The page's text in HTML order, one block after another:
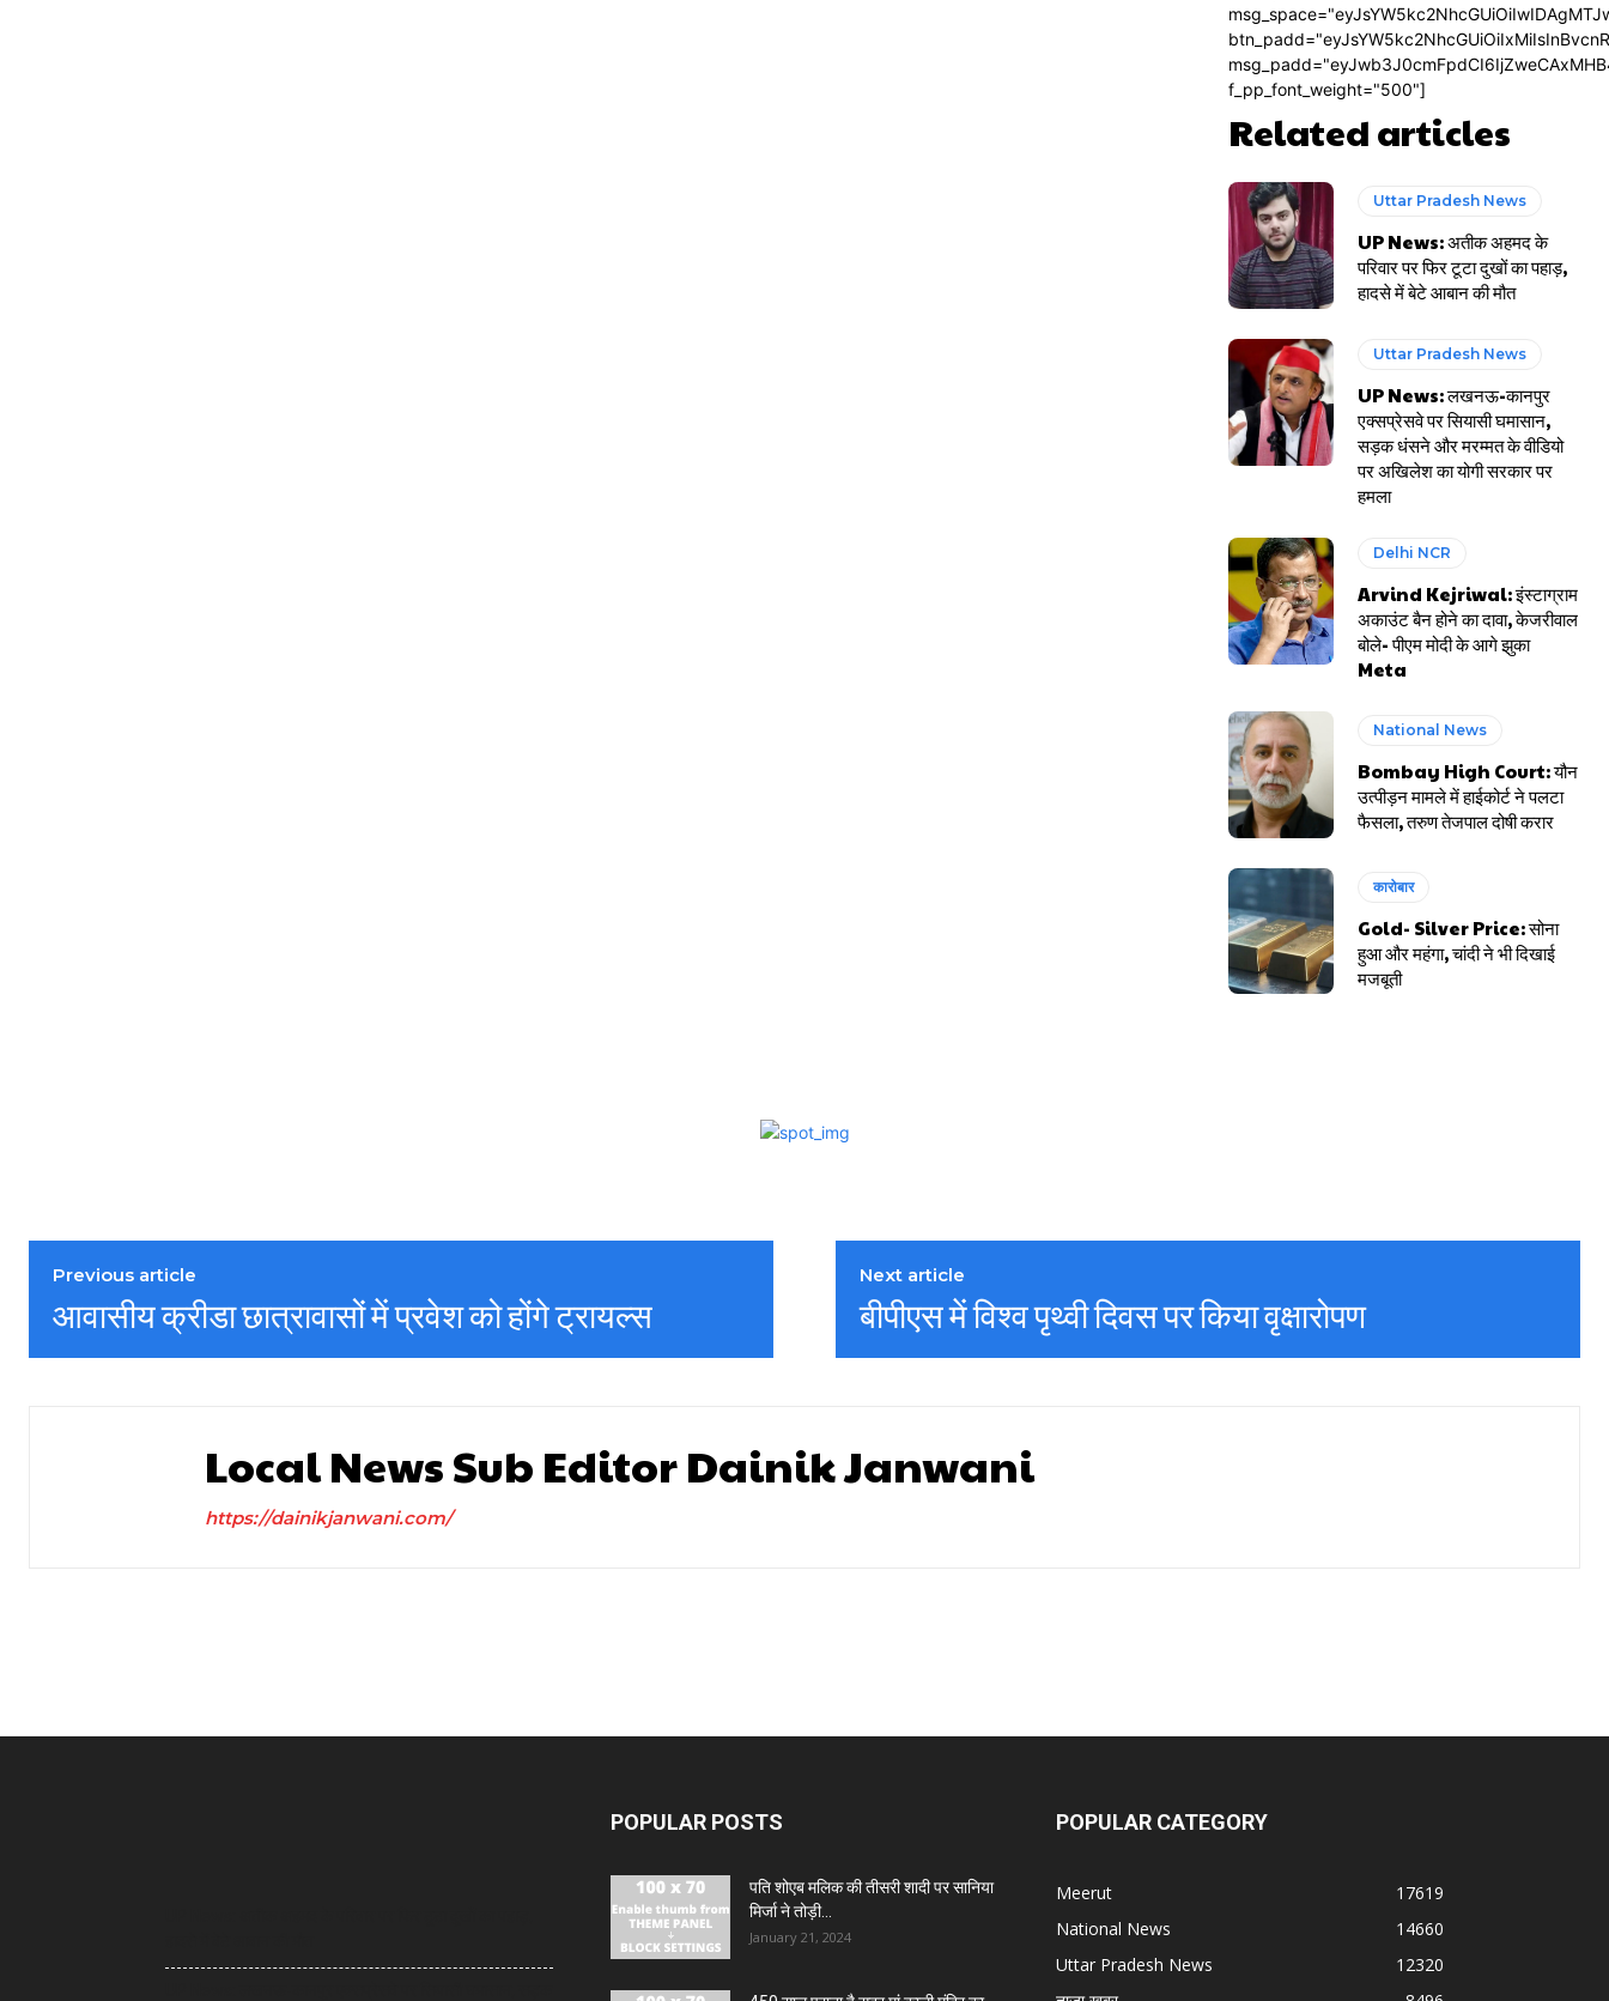
f_pp_font_weight="500"]
Related articles
Uttar Pradesh News
UP News: अतीक अहमद के
परिवार पर फिर टूटा दुखों का पहाड़,
हादसे में बेटे आबान की मौत
Uttar Pradesh News
UP News: लखनऊ-कानपुर
एक्सप्रेसवे पर सियासी घमासान,
सड़क धंसने और मरम्मत के वीडियो
पर अखिलेश का योगी सरकार पर
हमला
Delhi NCR
Arvind Kejriwal: इंस्टाग्राम
अकाउंट बैन होने का दावा, केजरीवाल
बोले- पीएम मोदी के आगे झुका
Meta
National News
Bombay High Court: यौन
उत्पीड़न मामले में हाईकोर्ट ने पलटा
फैसला, तरुण तेजपाल दोषी करार
कारोबार
Gold- Silver Price: सोना
हुआ और महंगा, चांदी ने भी दिखाई
मजबूती
Previous article
आवासीय क्रीडा छात्रावासों में प्रवेश को होंगे ट्रायल्स
Next article
बीपीएस में विश्व पृथ्वी दिवस पर किया वृक्षारोपण
Local News Sub Editor Dainik Janwani
https://dainikjanwani.com/
POPULAR POSTS
पति शोएब मलिक की तीसरी शादी पर सानिया
मिर्जा ने तोड़ी...
January 21, 2024
POPULAR CATEGORY
Meerut
17619
National News
14660
Uttar Pradesh News
12320